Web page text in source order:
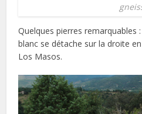
Quelques pierres remarquables
blanc se détache sur la droite
Los Masos.